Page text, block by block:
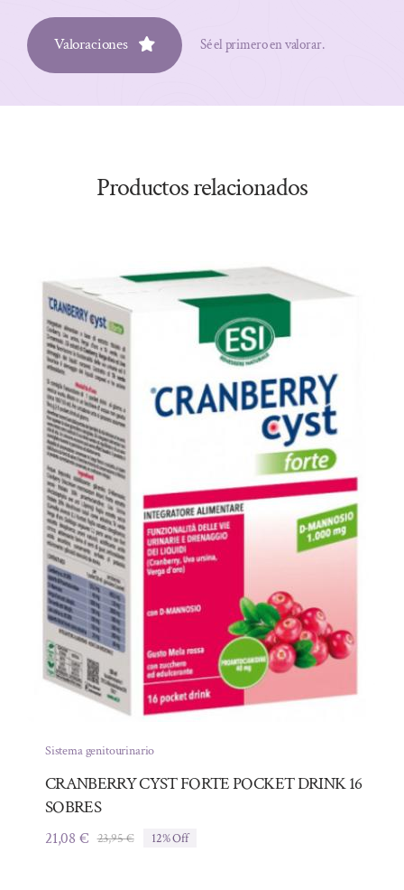
Valoraciones Sé el primero en valorar.
Productos relacionados
Sistema genitourinario
CRANBERRY CYST FORTE POCKET DRINK 16
SOBRES
23,95€El
21,08 €
El
12% Off